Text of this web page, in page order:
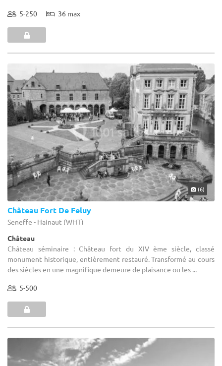
5-250 36 max
(6)
Château Fort De Feluy
Seneffe - Hainaut (WHT)
Château
Château séminaire : Château fort du XIV ème siècle, classé
monument historique, entièrement restauré. Transformé au cours
des siècles en une magnifique demeure de plaisance ou les ...
5-500